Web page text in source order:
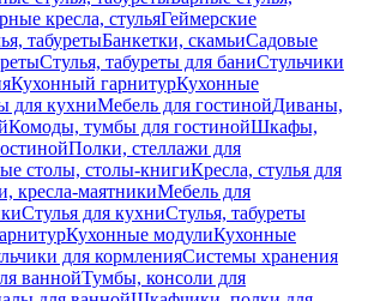
кресла, стульяГеймерские
табуретыБанкетки, скамьиСадовые
Стулья, табуреты для баниСтульчики
Кухонный гарнитурКухонные
для кухниМебель для гостинойДиваны,
Комоды, тумбы для гостинойШкафы,
Полки, стеллажи для
столы, столы-книгиКресла, стулья для
кресла-маятникиМебель для
Стулья для кухниСтулья, табуреты
Кухонные модулиКухонные
для кормленияСистемы хранения
ваннойТумбы, консоли для